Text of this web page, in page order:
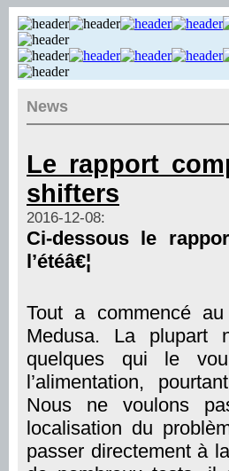
News
Le rapport
shifters
2016-12-08:
Ci-dessous le
l’étéâ€¦
Tout a commencé
Medusa. La plupart
quelques qui le
l’alimentation,
Nous ne voulons
localisation du
passer directement à